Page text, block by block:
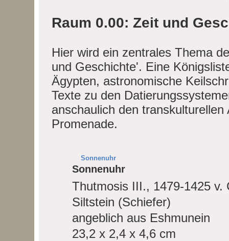
Raum 0.00: Zeit und
Hier wird ein zentrales Thema
und Geschichte'. Eine
Ägypten, astronomische
Texte zu den
anschaulich den
Promenade.
Sonnenuhr
Sonnenuhr
Thutmosis III., 1479-1425 v.
Siltstein (Schiefer)
angeblich aus Eshmunein
23,2 x 2,4 x 4,6 cm